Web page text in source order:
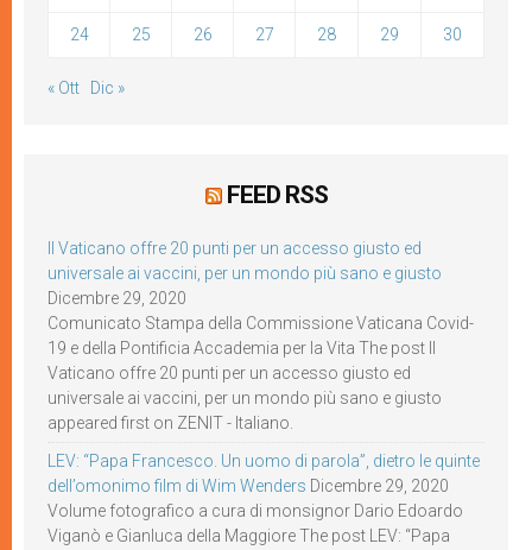
24 25 26 27 28 29 30
« Ott Dic »
FEED RSS
Il Vaticano offre 20 punti per un accesso giusto ed
universale ai vaccini, per un mondo più sano e giusto
Dicembre 29, 2020
Comunicato Stampa della Commissione Vaticana Covid-
19 e della Pontificia Accademia per la Vita The post Il
Vaticano offre 20 punti per un accesso giusto ed
universale ai vaccini, per un mondo più sano e giusto
appeared first on ZENIT - Italiano.
LEV: “Papa Francesco. Un uomo di parola”, dietro le quinte
dell’omonimo film di Wim Wenders Dicembre 29, 2020
Volume fotografico a cura di monsignor Dario Edoardo
Viganò e Gianluca della Maggiore The post LEV: “Papa